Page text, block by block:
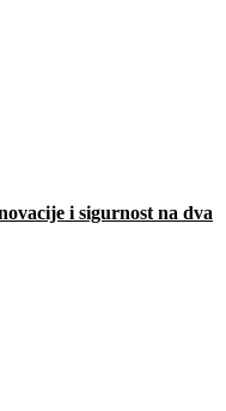
i sigurnost na dva